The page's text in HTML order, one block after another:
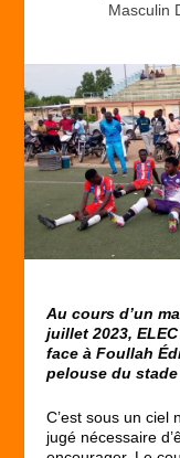
Masculin
Au cours d’un
juillet 2023,
face à Foullah
pelouse du
C’est sous un ciel
jugé nécessaire